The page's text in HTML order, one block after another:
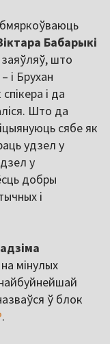
Бабарыкі
заяўляў, што
і Брухан
і да
Што да
сябе як
удзел у
у
добры
і
на мінулых
ў блок
.